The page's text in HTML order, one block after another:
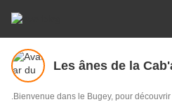
Les ânes de la
.Bienvenue dans le Bugey, pour